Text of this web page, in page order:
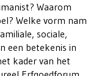
Waarom
Welke vorm nam
sociale,
een betekenis in
kader van het